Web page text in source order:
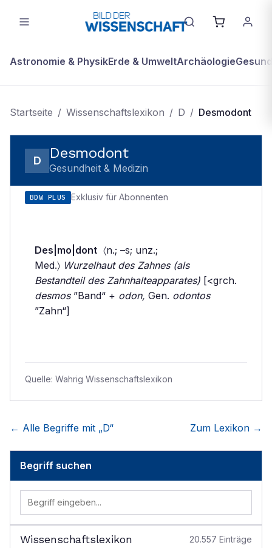
Astronomie & PhysikErde & UmweltArchäologie
Startseite / Wissenschaftslexikon / D / Desmodont
D Desmodont
Gesundheit & Medizin
BDW PLUS Exklusiv für Abonnenten
Des|mo|dont 〈n.; –s; unz.;
Med.〉 Wurzelhaut des Zahnes (als
Bestandteil des Zahnhalteapparates) [<grch.
desmos”Band“ + odon, Gen. odontos
”Zahn“]
Quelle: Wahrig Wissenschaftslexikon
← Alle Begriffe mit „D“ Zum Lexikon →
Begriff suchen
Wissenschaftslexikon 20.557 Einträge